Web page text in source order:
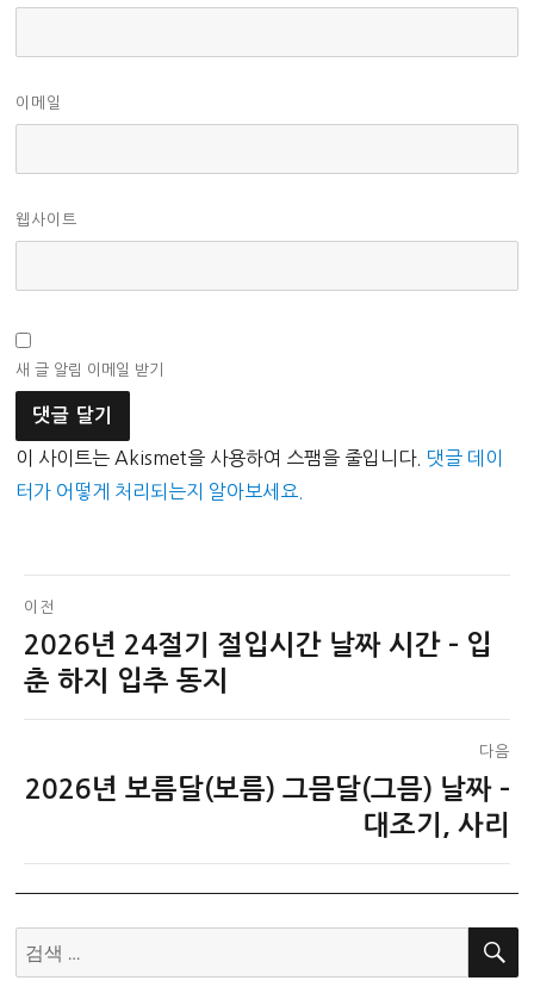
이메일
웹사이트
새 글 알림 이메일 받기
이 사이트는 Akismet을 사용하여 스팸을 줄입니다. 댓글 데이
터가 어떻게 처리되는지 알아보세요.
글
탐
색
이전
이
전
2026년 24절기 절입시간 날짜 시간 – 입
춘 하지 입추 동지
다음
다
2026년 보름달(보름) 그믐달(그믐) 날짜 –
대조기, 사리
검
색:
검